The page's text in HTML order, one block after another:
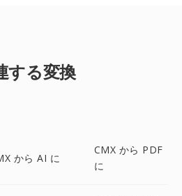
する変換
から AI に
CMX から PDF
に